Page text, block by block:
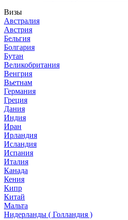
Визы
Австралия
Австрия
Бельгия
Болгария
Бутан
Великобритания
Венгрия
Вьетнам
Германия
Греция
Дания
Индия
Иран
Ирландия
Исландия
Испания
Италия
Канада
Кения
Кипр
Китай
Мальта
Нидерланды ( Голландия )